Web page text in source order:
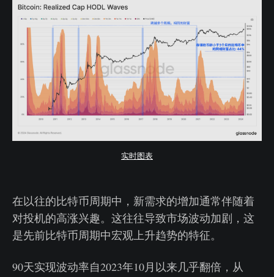
实时图表
在以往的比特币周期中，新需求的增加通常伴随着
对投机的高涨兴趣。这往往导致市场波动加剧，这
是先前比特币周期中宏观上升趋势的特征。
90天实现波动率自2023年10月以来几乎翻倍，从